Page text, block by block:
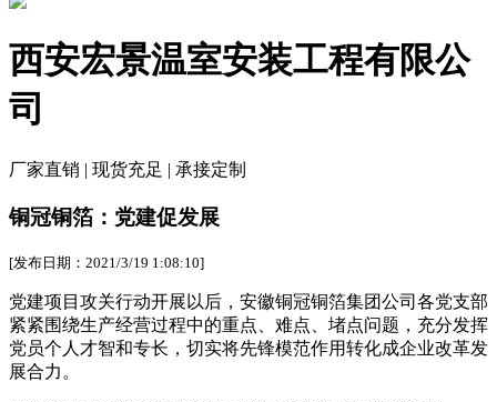
西安宏景温室安装工程有限公
司
厂家直销 | 现货充足 | 承接定制
铜冠铜箔：党建促发展
[发布日期：2021/3/19 1:08:10]
党建项目攻关行动开展以后，安徽铜冠铜箔集团公司各党支部
紧紧围绕生产经营过程中的重点、难点、堵点问题，充分发挥
党员个人才智和专长，切实将先锋模范作用转化成企业改革发
展合力。